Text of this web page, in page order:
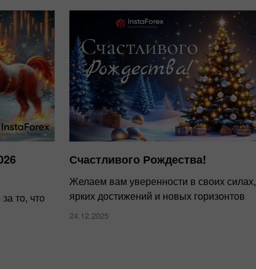
то, что
Счастливого Рождества!
Желаем вам уверенности в своих силах,
ярких достижений и новых горизонтов
24.12.2025